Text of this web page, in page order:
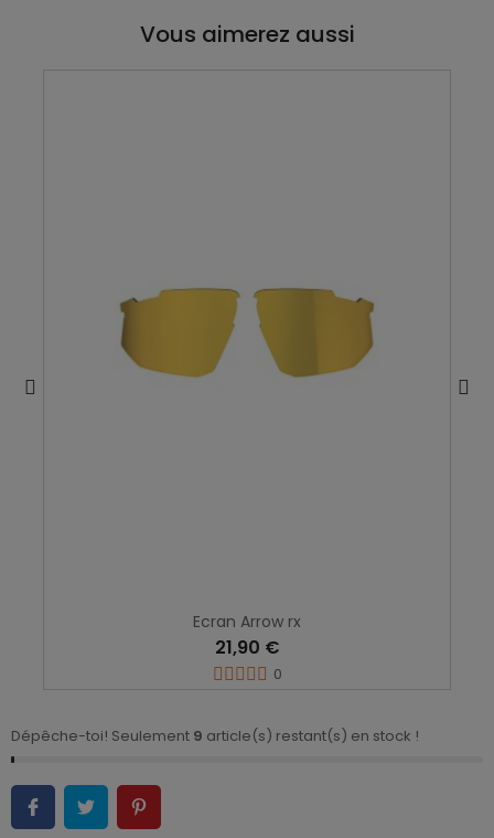
Vous aimerez aussi
Ecran Arrow rx
21,90 €
0
Dépêche-toi! Seulement 9 article(s) restant(s) en stock !